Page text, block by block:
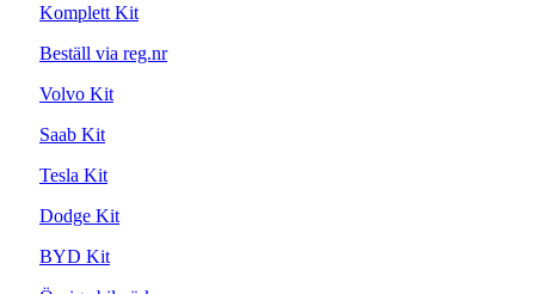
Komplett Kit
Beställ via reg.nr
Volvo Kit
Saab Kit
Tesla Kit
Dodge Kit
BYD Kit